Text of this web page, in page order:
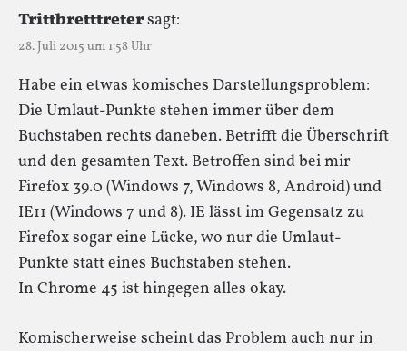
Trittbretttretersagt:
28. Juli 2015 um 1:58 Uhr
Habe ein etwas komisches Darstellungsproblem:
Die Umlaut-Punkte stehen immer über dem
Buchstaben rechts daneben. Betrifft die Überschrift
und den gesamten Text. Betroffen sind bei mir
Firefox 39.0 (Windows 7, Windows 8, Android) und
IE11 (Windows 7 und 8). IE lässt im Gegensatz zu
Firefox sogar eine Lücke, wo nur die Umlaut-
Punkte statt eines Buchstaben stehen.
In Chrome 45 ist hingegen alles okay.
Komischerweise scheint das Problem auch nur in